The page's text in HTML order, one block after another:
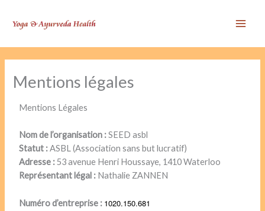
Mentions légales
Mentions Légales
Nom de l’organisation :SEED asbl
Statut :ASBL (Association sans but lucratif)
Adresse :53 avenue Henri Houssaye, 1410 Waterloo
Représentant légal : Nathalie ZANNEN
Numéro d’entreprise : 1020.150.681